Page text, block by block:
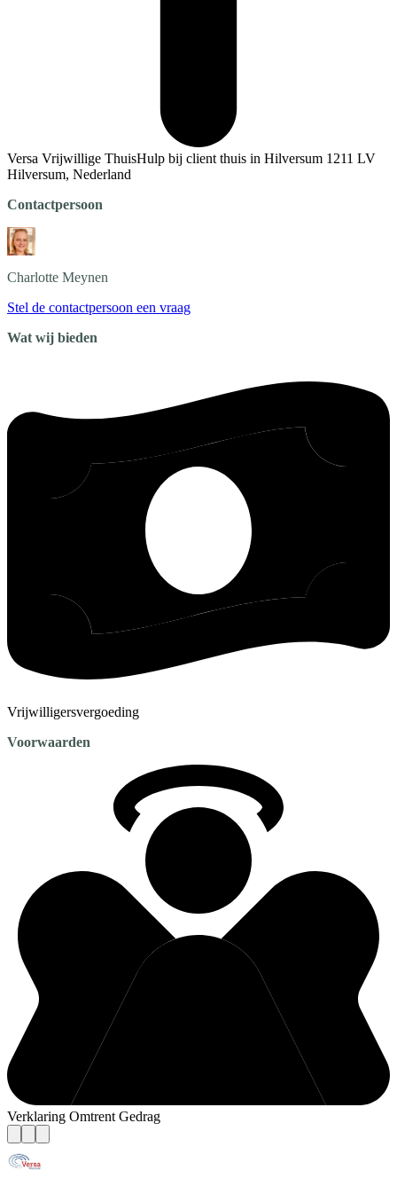
Versa Vrijwillige ThuisHulp bij client thuis in Hilversum 1211 LV
Hilversum, Nederland
Contactpersoon
Charlotte Meynen
Stel de contactpersoon een vraag
Wat wij bieden
Vrijwilligersvergoeding
Voorwaarden
Verklaring Omtrent Gedrag